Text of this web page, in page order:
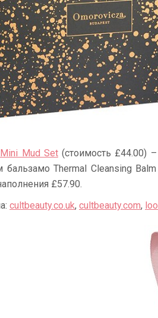
Mud Set(стоимость £44.00)
Thermal Cleansing
£57.90.
cultbeauty.co.uk, cultbeauty.com,